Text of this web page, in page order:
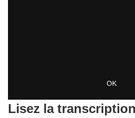
Lisez la transcription